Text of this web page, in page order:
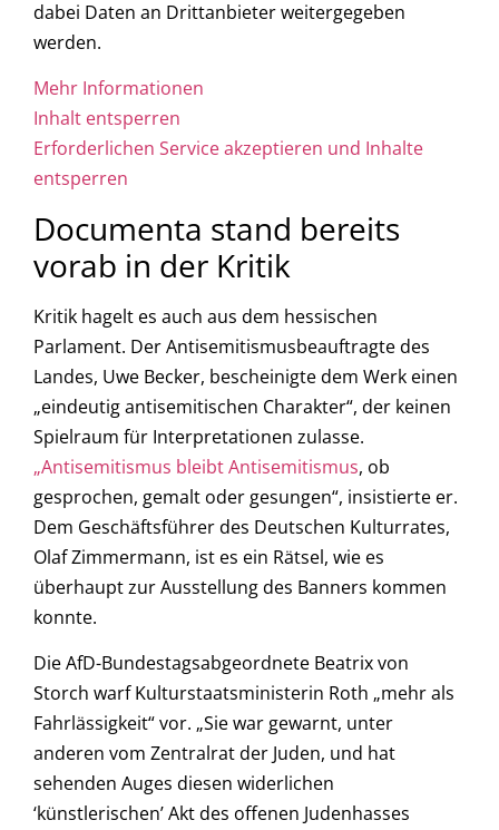
dabei Daten an Drittanbieter weitergegeben
werden.
Mehr Informationen
Inhalt entsperren
Erforderlichen Service akzeptieren und Inhalte
entsperren
Documenta stand bereits
vorab in der Kritik
Kritik hagelt es auch aus dem hessischen
Parlament. Der Antisemitismusbeauftragte des
Landes, Uwe Becker, bescheinigte dem Werk einen
„eindeutig antisemitischen Charakter“, der keinen
Spielraum für Interpretationen zulasse.
„Antisemitismus bleibt Antisemitismus, ob
gesprochen, gemalt oder gesungen“, insistierte er.
Dem Geschäftsführer des Deutschen Kulturrates,
Olaf Zimmermann, ist es ein Rätsel, wie es
überhaupt zur Ausstellung des Banners kommen
konnte.
Die AfD-Bundestagsabgeordnete Beatrix von
Storch warf Kulturstaatsministerin Roth „mehr als
Fahrlässigkeit“ vor. „Sie war gewarnt, unter
anderen vom Zentralrat der Juden, und hat
sehenden Auges diesen widerlichen
‘künstlerischen’ Akt des offenen Judenhasses